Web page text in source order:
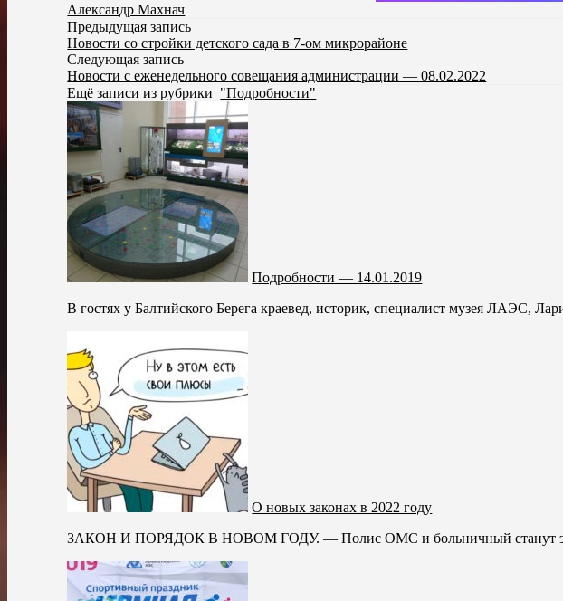
Александр Махнач
Предыдущая запись
Новости со стройки детского сада в 7-ом микрорайоне
Следующая запись
Новости с еженедельного совещания администрации — 08.02.2022
Ещё записи из рубрики "Подробности"
Подробности — 14.01.2019
В гостях у Балтийского Берега краевед, историк, специалист музея ЛАЭС,
О новых законах в 2022 году
ЗАКОН И ПОРЯДОК В НОВОМ ГОДУ. — Полис ОМС и больничный станут